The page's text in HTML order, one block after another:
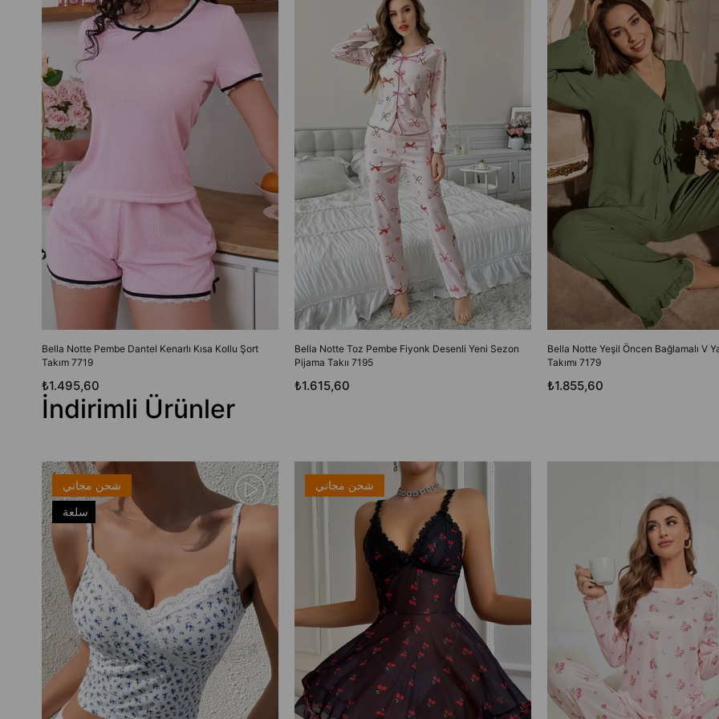
Bella Notte Pembe Dantel Kenarlı Kısa Kollu Şort
Takım 7719
₺1.495,60
Bella Notte Toz Pembe Fiyonk Desenli Yeni Sezon
Pijama Takıı 7195
₺1.615,60
Bella Notte Yeşil Öncen Bağlamalı V
Takımı 7179
₺1.855,60
İndirimli Ürünler
شحن مجاني
سلعة
جديدة
شحن مجاني